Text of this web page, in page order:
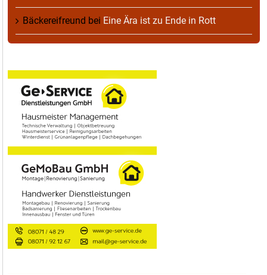
Bäckereifreund bei Eine Ära ist zu Ende in Rott